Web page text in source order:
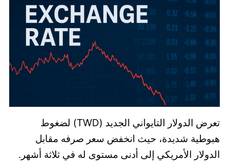
تعرض الدولار التايواني الجديد (TWD) لضغوط
هبوطية شديدة، حيث انخفض سعر صرفه مقابل
الدولار الأمريكي إلى أدنى مستوى له في ثلاثة أشهر.